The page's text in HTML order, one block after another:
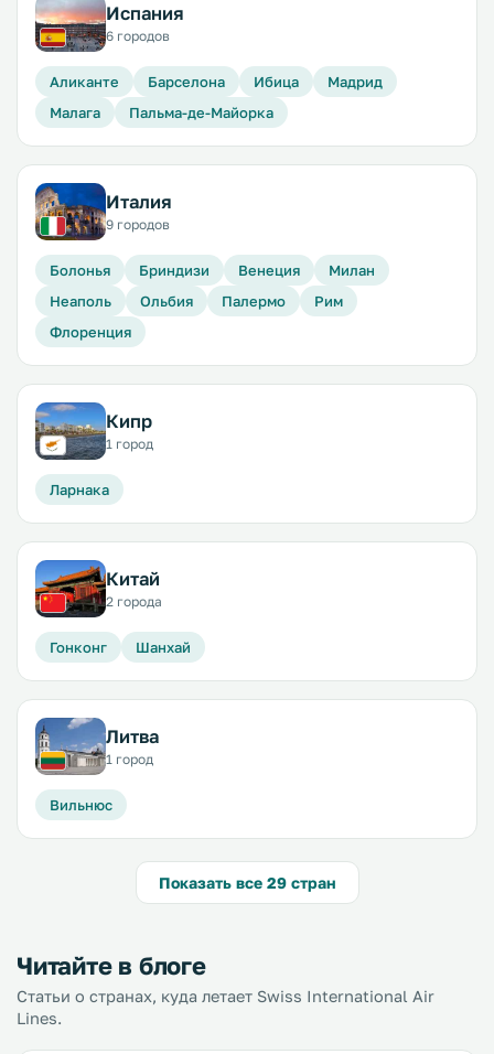
Испания
6 городов
Аликанте Барселона Ибица
Мадрид
Малага
Пальма-де-Майорка
Италия
9 городов
Болонья Бриндизи Венеция
Милан
Неаполь
Ольбия Палермо
Рим
Флоренция
Кипр
1 город
Ларнака
Китай
2 города
Гонконг Шанхай
Литва
1 город
Вильнюс
Показать все 29 стран
Читайте в блоге
Статьи о странах, куда летает Swiss International Air
Lines.